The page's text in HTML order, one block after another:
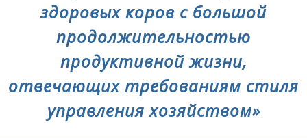
здоровых коров с большой
продолжительностью
продуктивной жизни,
отвечающих требованиям стиля
управления хозяйством»